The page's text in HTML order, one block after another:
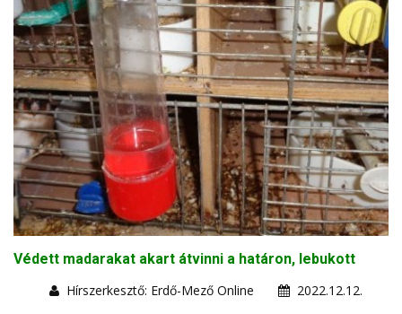
Védett madarakat akart átvinni a határon, lebukott
Hírszerkesztő: Erdő-Mező Online
2022.12.12.